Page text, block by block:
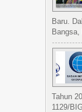
Baru.
Bangsa,
Tahun
1129/